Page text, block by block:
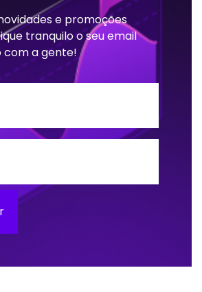
e promoções
tranquilo o seu email
com a gente!